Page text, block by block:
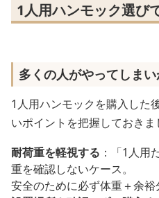
1人用ハンモック選び
多くの人がやってしま
1人用ハンモックを購入した
いポイントを把握しておきま
耐荷重を軽視する ：「1人用
重を確認しないケース。
安全のために必ず体重＋余